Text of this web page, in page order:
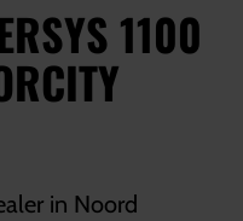
1100
in Noord